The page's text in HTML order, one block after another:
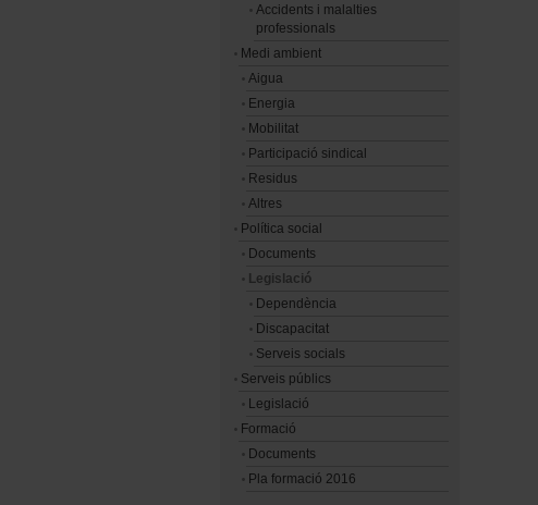
Accidents i malalties
professionals
Medi ambient
Aigua
Energia
Mobilitat
Participació sindical
Residus
Altres
Política social
Documents
Legislació
Dependència
Discapacitat
Serveis socials
Serveis públics
Legislació
Formació
Documents
Pla formació 2016